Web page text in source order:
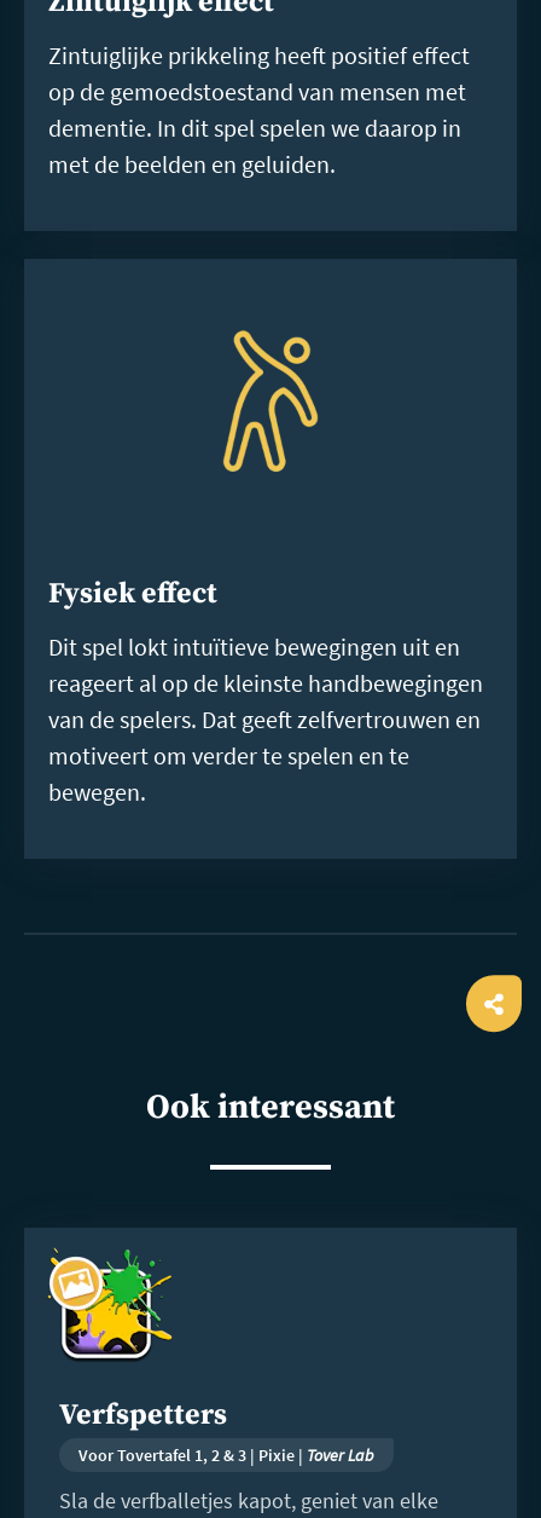
Zintuiglijke prikkeling heeft positief effect
op de gemoedstoestand van mensen met
dementie. In dit spel spelen we daarop in
met de beelden en geluiden.
Fysiek effect
Dit spel lokt intuïtieve bewegingen uit en
reageert al op de kleinste handbewegingen
van de spelers. Dat geeft zelfvertrouwen en
motiveert om verder te spelen en te
bewegen.
Ook interessant
Verfspetters
Voor Tovertafel 1, 2 & 3 | Pixie | Tover Lab
Sla de verfballetjes kapot, geniet van elke
Lees
meer